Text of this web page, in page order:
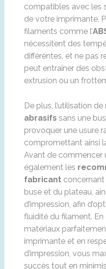
compatibles avec les
de votre imprimante.
filaments comme l’
nécessitent des
différentes, et ne pas
peut entraîner des
extrusion ou un
De plus, l’utilisation de
abrasifs sans une
provoquer une usure
compromettant ainsi
Avant de commencer
également les
fabricant
buse et du plateau,
d’impression, afin
fluidité du filament.
matériaux
imprimante et en
d’impression, vous
succès tout en